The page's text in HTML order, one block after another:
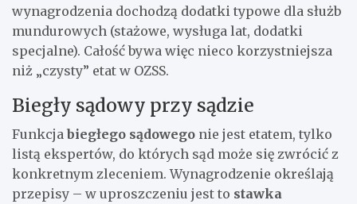
wynagrodzenia dochodzą dodatki typowe dla służb
mundurowych (stażowe, wysługa lat, dodatki
specjalne). Całość bywa więc nieco korzystniejsza
niż „czysty” etat w OZSS.
Biegły sądowy przy sądzie
Funkcja biegłego sądowego nie jest etatem, tylko
listą ekspertów, do których sąd może się zwrócić z
konkretnym zleceniem. Wynagrodzenie określają
przepisy – w uproszczeniu jest to stawka